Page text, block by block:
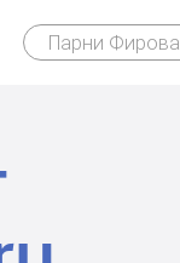
Парни Фирова